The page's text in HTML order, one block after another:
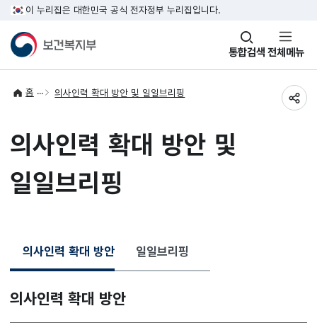
이 누리집은 대한민국 공식 전자정부 누리집입니다.
통합검색
창
열기 전체메뉴
홈 의사인력 확대 방안 및 일일브리핑
의사인력 확대 방안 및
일일브리핑
의사인력 확대 방안
선
됨
선
됨
일일브리핑
의사인력 확대 방안